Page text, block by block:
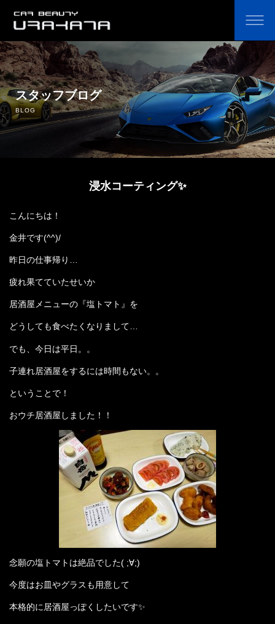
ホーム
オリジナルカーコーティング剤の通販
コーティングのこだわり・費用
コーティングの流れ
鈑金塗装
店舗案内
お問い合わせ
最新情報
スタッフブログ
スタッフブログ
BLOG
浸水コーティング✨
こんにちは！
金井です(^^)/
昨日の仕事帰り…
疲れ果てていたせいか
居酒屋メニューの『塩トマト』を
どうしても食べたくなりまして…
でも、今日は平日。。
子連れ居酒屋をするには時間もない。。
ということで！
おウチ居酒屋しました！！
念願の塩トマトは絶品でした( ;∀;)
今度はお皿やグラスも用意して
本格的に居酒屋っぽくしたいです✨